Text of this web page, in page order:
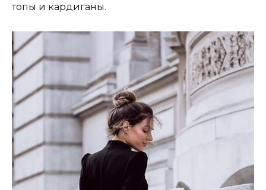
топы и кардиганы.